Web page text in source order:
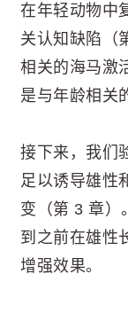
在年轻动物中
关认知缺陷（
相关的海马激
是与年龄相关
接下来，我们
足以诱导雄性
变（第 3 章）
到之前在雄性
增强效果。